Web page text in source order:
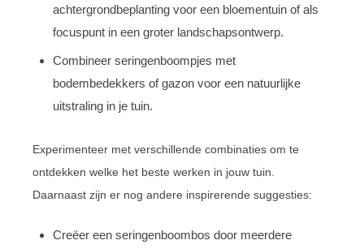
achtergrondbeplanting voor een bloementuin of als
focuspunt in een groter landschapsontwerp.
Combineer seringenboompjes met
bodembedekkers of gazon voor een natuurlijke
uitstraling in je tuin.
Experimenteer met verschillende combinaties om te
ontdekken welke het beste werken in jouw tuin.
Daarnaast zijn er nog andere inspirerende suggesties:
Creëer een seringenboombos door meerdere